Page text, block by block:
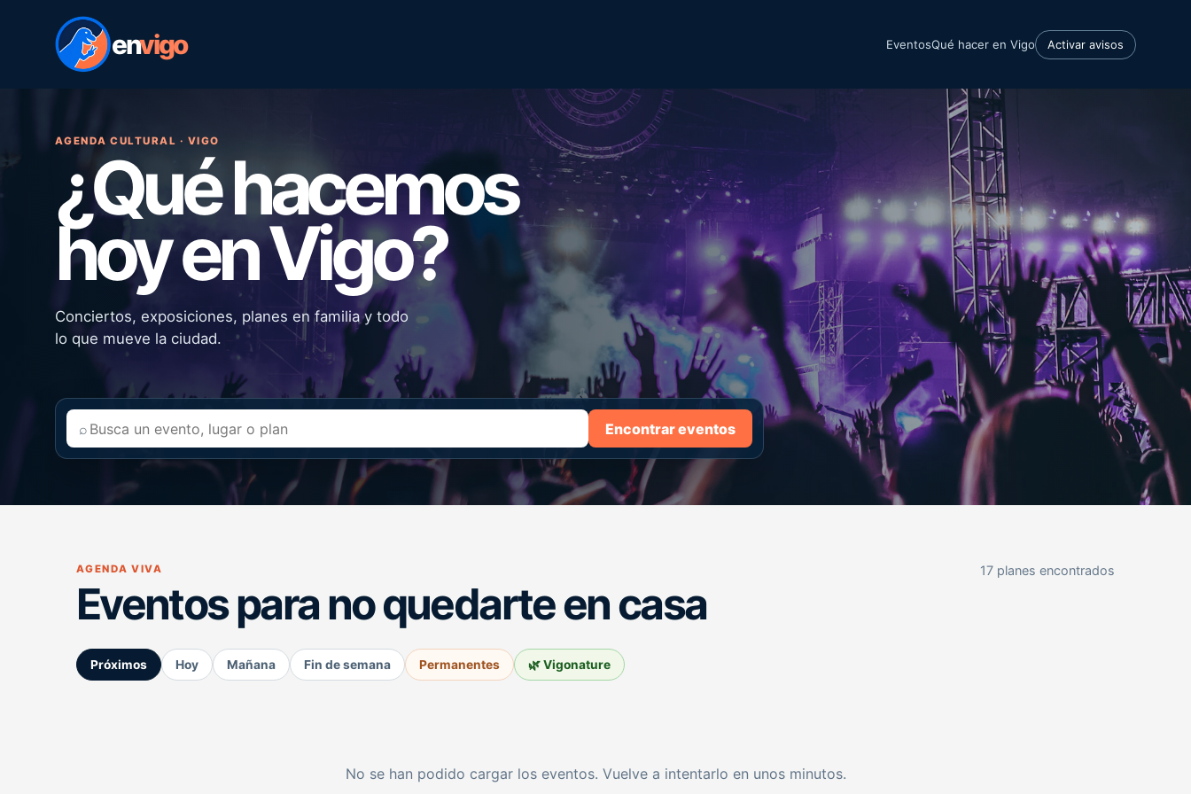
envigo EventosQué hacer en Vigo Activar avisos
AGENDA CULTURAL · VIGO
¿Qué hacemos
hoy en Vigo?
Conciertos, exposiciones, planes en familia y todo
lo que mueve la ciudad.
⌕ Encontrar eventos
AGENDA VIVA
Eventos para no quedarte en casa
17 planes encontrados
Próximos Hoy Mañana Fin de semana Permanentes 🌿 Vigonature
No se han podido cargar los eventos. Vuelve a intentarlo en unos minutos.